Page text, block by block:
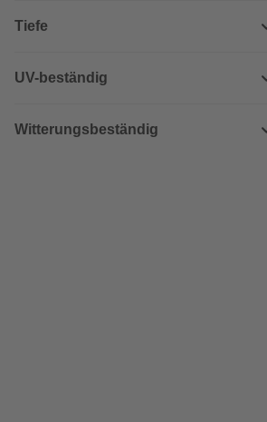
Tiefe
UV-beständig
Witterungsbeständig